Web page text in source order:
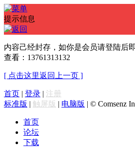
提示信息
内容己经封存，如你是会员请登陆后
查看：13761313132
[ 点击这里返回上一页 ]
首页 | 登录 | 注册
标准版 | 触屏版 | 电脑版 | © Comsenz
首页
论坛
下载